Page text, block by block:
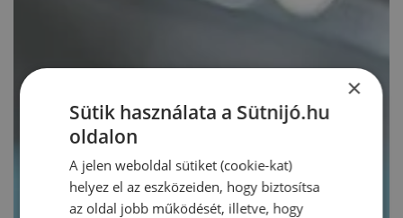
×
Sütik használata a Sütnijó.hu
oldalon
A jelen weboldal sütiket (cookie-kat)
helyez el az eszközeiden, hogy biztosítsa
az oldal jobb működését, illetve, hogy